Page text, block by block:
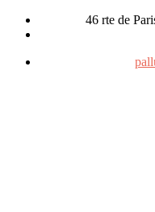
46 rte de